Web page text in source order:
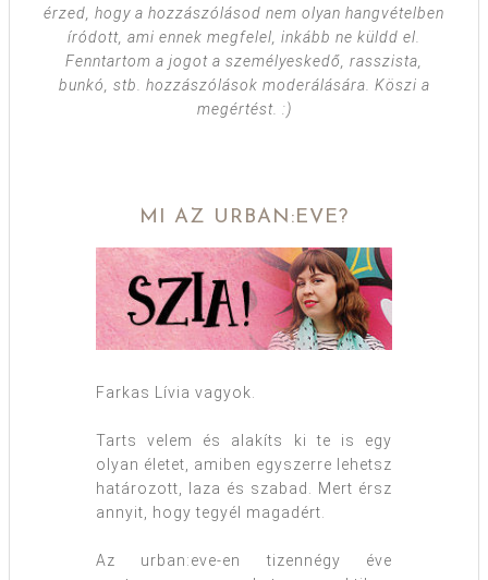
érzed, hogy a hozzászólásod nem olyan hangvételben
íródott, ami ennek megfelel, inkább ne küldd el.
Fenntartom a jogot a személyeskedő, rasszista,
bunkó, stb. hozzászólások moderálására. Köszi a
megértést. :)
MI AZ URBAN:EVE?
Farkas Lívia vagyok.
Tarts velem és alakíts ki te is egy
olyan életet, amiben egyszerre lehetsz
határozott, laza és szabad. Mert érsz
annyit, hogy tegyél magadért.
Az urban:eve-en tizennégy éve